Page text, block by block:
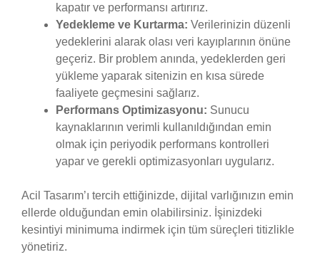
kapatır ve performansı artırırız.
Yedekleme ve Kurtarma: Verilerinizin düzenli
yedeklerini alarak olası veri kayıplarının önüne
geçeriz. Bir problem anında, yedeklerden geri
yükleme yaparak sitenizin en kısa sürede
faaliyete geçmesini sağlarız.
Performans Optimizasyonu: Sunucu
kaynaklarının verimli kullanıldığından emin
olmak için periyodik performans kontrolleri
yapar ve gerekli optimizasyonları uygularız.
Acil Tasarım’ı tercih ettiğinizde, dijital varlığınızın emin
ellerde olduğundan emin olabilirsiniz. İşinizdeki
kesintiyi minimuma indirmek için tüm süreçleri titizlikle
yönetiriz.